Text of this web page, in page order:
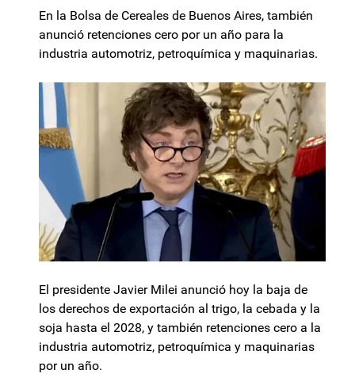
En la Bolsa de Cereales de Buenos Aires, también
anunció retenciones cero por un año para la
industria automotriz, petroquímica y maquinarias.
El presidente Javier Milei anunció hoy la baja de
los derechos de exportación al trigo, la cebada y la
soja hasta el 2028, y también retenciones cero a la
industria automotriz, petroquímica y maquinarias
por un año.